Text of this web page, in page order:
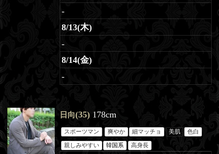
-
8/13(木)
-
8/14(金)
-
日向(35) 178cm
スポーツマン 爽やか 細マッチョ 美肌
色白
親しみやすい
韓国系 高身長